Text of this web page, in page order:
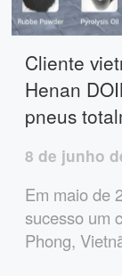
Cliente
Henan
pneus
8 de junho
Em maio de
sucesso um
Phong,